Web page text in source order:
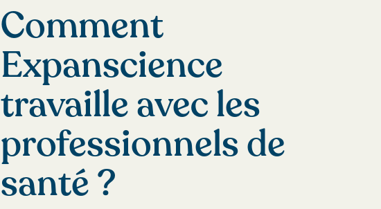
Comment
Expanscience
travaille avec les
professionnels de
santé ?